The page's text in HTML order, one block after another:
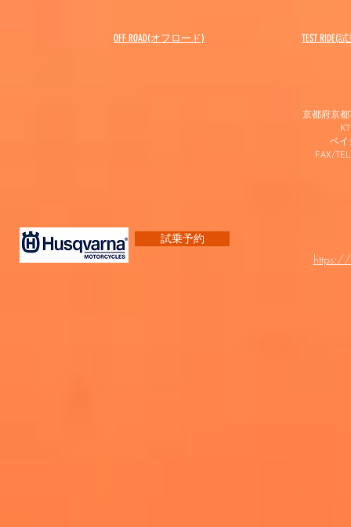
OFF ROAD(オフロード) ​TEST RIDE(
京都府京
ベイ
FAX/
試乗予約
https://